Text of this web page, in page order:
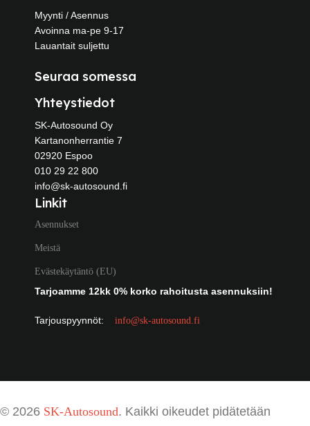
Myynti / Asennus
Avoinna ma-pe 9-17
Lauantait suljettu
Seuraa somessa
Yhteystiedot
SK-Autosound Oy
Kartanonherrantie 7
02920 Espoo
010 29 22 800
info@sk-autosound.fi
Linkit
Asennukset
Meistä
Evästekäytäntö (EU)
Tarjoamme 12kk 0% korko rahoitusta asennuksiin!
Tarjouspyynnöt: info@sk-autosound.fi
© 2026 SK-Autosound. Kaikki oikeudet pidätetään